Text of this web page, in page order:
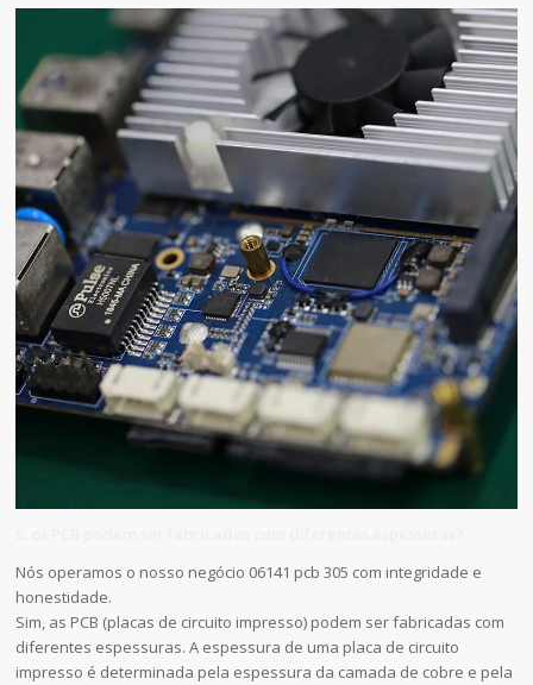
Nós operamos o nosso negócio 06141 pcb 305 com integridade e
honestidade.
Sim, as PCB (placas de circuito impresso) podem ser fabricadas com
diferentes espessuras. A espessura de uma placa de circuito
impresso é determinada pela espessura da camada de cobre e pela